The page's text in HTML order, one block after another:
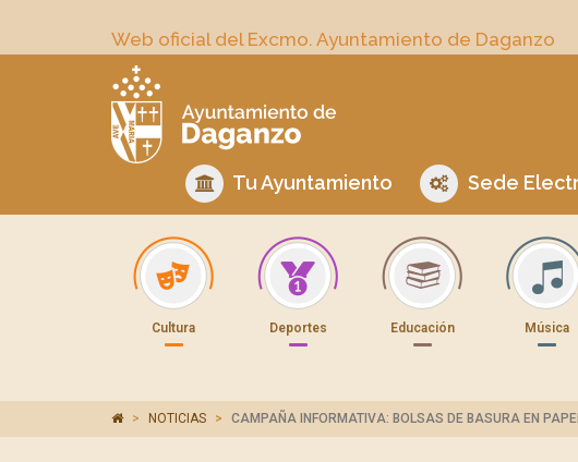
Web oficial del Excmo. Ayuntamiento de Daganzo
Tu Ayuntamiento Sede
Cultura Deportes Educación Música
NOTICIAS CAMPAÑA INFORMATIVA: BOLSAS DE BASURA EN